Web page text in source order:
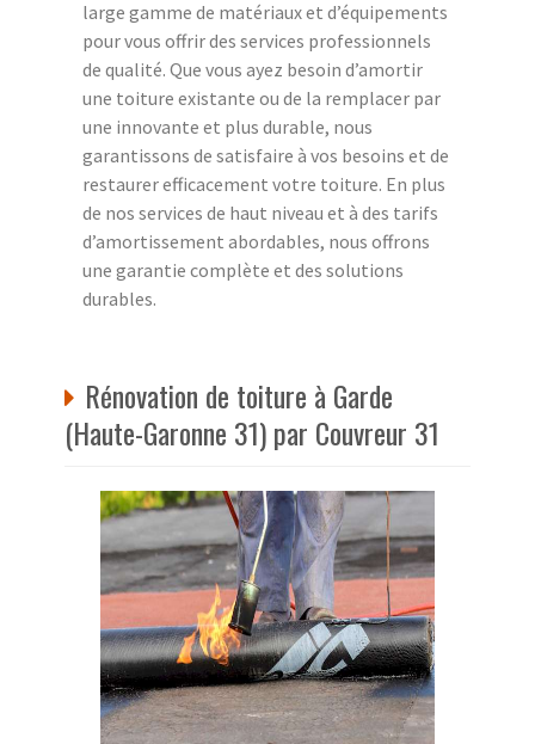
large gamme de matériaux et d’équipements
pour vous offrir des services professionnels
de qualité. Que vous ayez besoin d’amortir
une toiture existante ou de la remplacer par
une innovante et plus durable, nous
garantissons de satisfaire à vos besoins et de
restaurer efficacement votre toiture. En plus
de nos services de haut niveau et à des tarifs
d’amortissement abordables, nous offrons
une garantie complète et des solutions
durables.
Rénovation de toiture à Garde
(Haute-Garonne 31) par Couvreur 31